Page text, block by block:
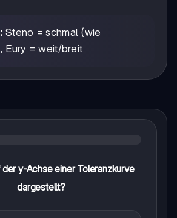
Steno = schmal (wie
Eury = weit/breit
y-Achse einer Toleranzkurve
dargestellt?